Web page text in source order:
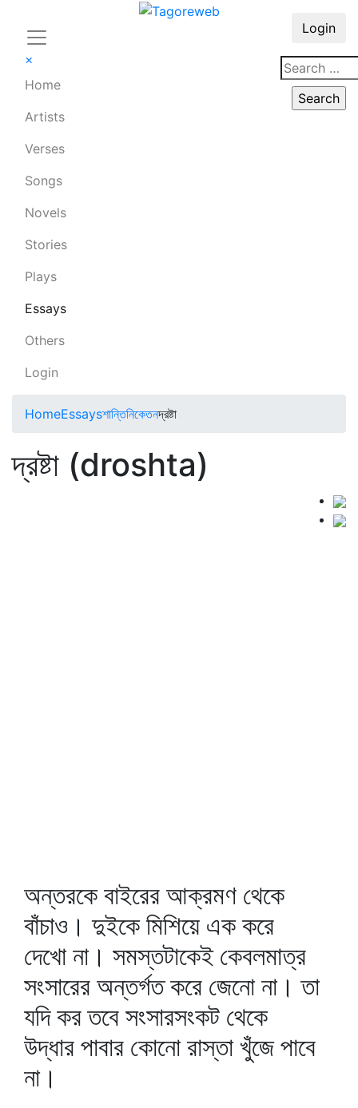
×
Home
Artists
Verses
Songs
Novels
Stories
Plays
Essays
Others
Login
Login
HomeEssaysশান্তিনিকেতনদ্রষ্টা
দ্রষ্টা (droshta)
অন্তরকে বাইরের আক্রমণ থেকে
বাঁচাও। দুইকে মিশিয়ে এক করে
দেখো না। সমস্তটাকেই কেবলমাত্র
সংসারের অন্তর্গত করে জেনো না। তা
যদি কর তবে সংসারসংকট থেকে
উদ্ধার পাবার কোনো রাস্তা খুঁজে পাবে
না।